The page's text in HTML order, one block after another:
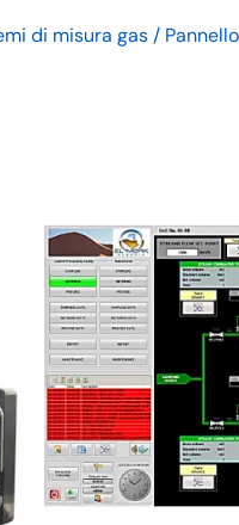
di misura gas /